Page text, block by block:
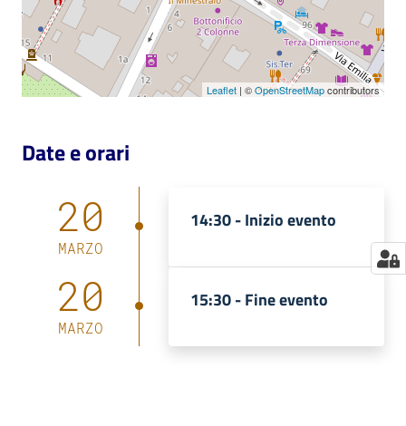
Eventi
Chiedi al
bibliotecario
Leaflet | ©OpenStreetMapcontributors
Date e orari
20
MARZO
14:30 -Inizio evento
20
MARZO
15:30 -Fine evento